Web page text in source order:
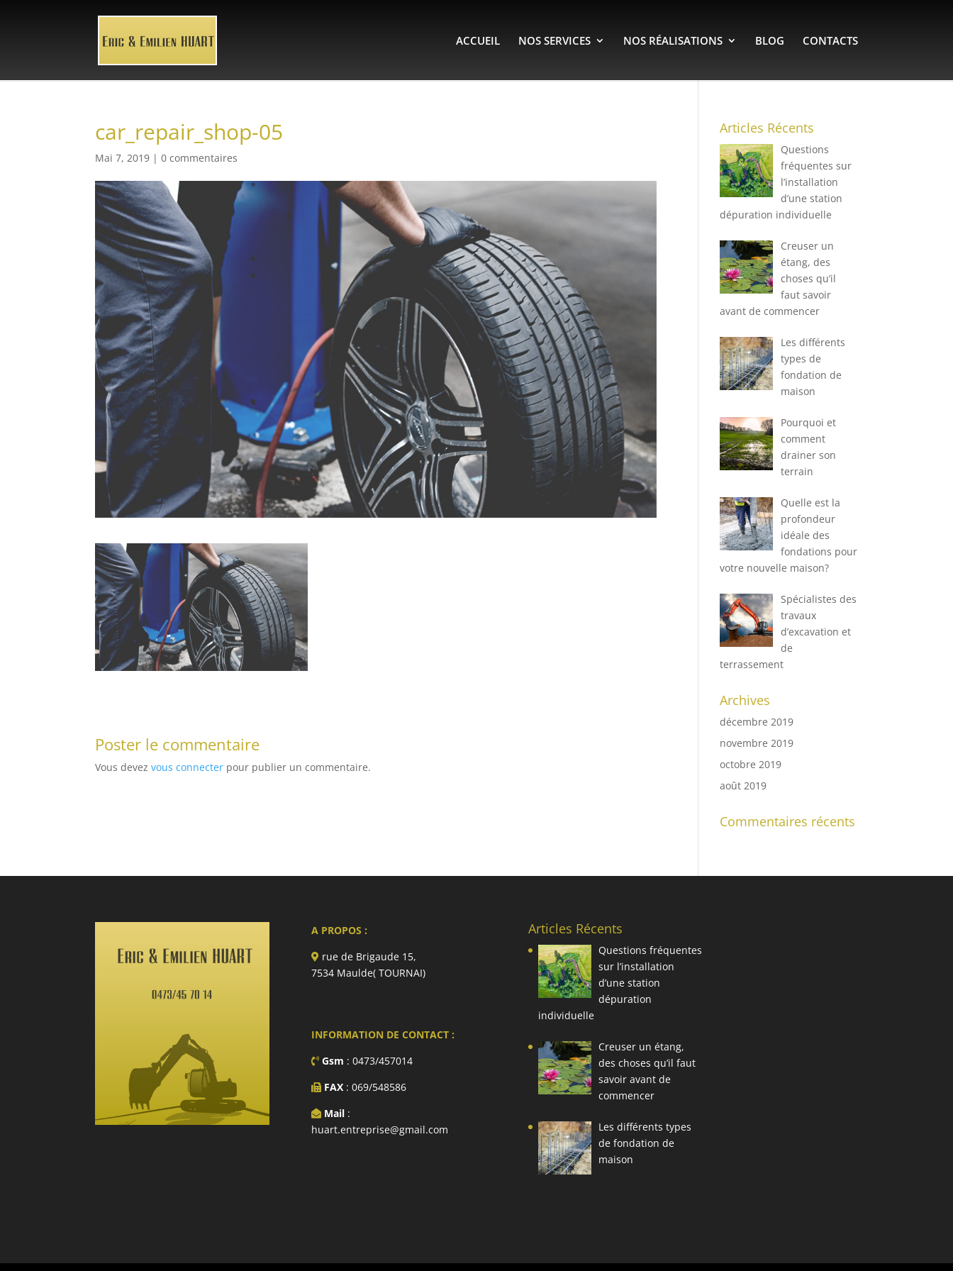
ACCUEIL NOS SERVICES NOS RÉALISATIONS BLOG CONTACTS
car_repair_shop-05
Mai 7, 2019 |0 commentaires
Poster le commentaire
Vous devezvous connecter pour publier un commentaire.
Articles Récents
Questions
fréquentes sur
l’installation
d’une station
dépuration individuelle
Creuser un
étang, des
choses qu’il
faut savoir
avant de commencer
Les différents
types de
fondation de
maison
Pourquoi et
comment
drainer son
terrain
Quelle est la
profondeur
idéale des
fondations pour
votre nouvelle maison?
Spécialistes des
travaux
d’excavation et
de
terrassement
Archives
décembre 2019
novembre 2019
octobre 2019
août 2019
Commentaires récents
A PROPOS :
rue de Brigaude 15,
7534 Maulde( TOURNAI)
INFORMATION DE CONTACT :
Gsm : 0473/457014
FAX : 069/548586
Mail :
huart.entreprise@gmail.com
Articles Récents
Questions fréquentes
sur l’installation
d’une station
dépuration
individuelle
Creuser un étang,
des choses qu’il faut
savoir avant de
commencer
Les différents types
de fondation de
maison